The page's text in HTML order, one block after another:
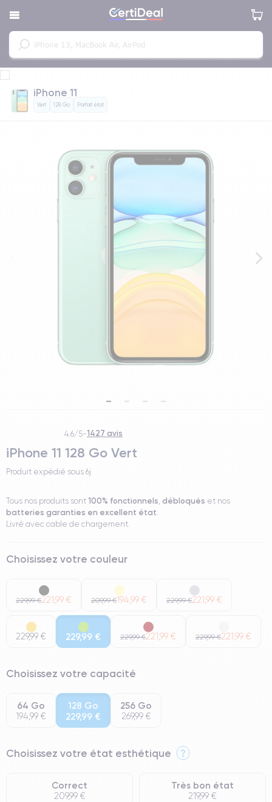
iPhone 11
Vert 128 Go Parfait état
4.6/5-1427 avis
iPhone 11 128 Go Vert
Produit expédié sous 6j
Tous nos produits sont 100% fonctionnels, débloqués et nos
batteries garanties en excellent état.
Livré avec cable de chargement.
Choisissez votre couleur
229,99 €221,99 € 209,99 €194,99 € 229,99 €221,99 €
229,99 € 229,99 € 229,99 €221,99 € 229,99 €221,99 €
Choisissez votre capacité
64 Go
194,99 €
128 Go
229,99 €
256 Go
269,99 €
Choisissez votre état esthétique ?
Correct
209,99 €
Très bon état
219,99 €